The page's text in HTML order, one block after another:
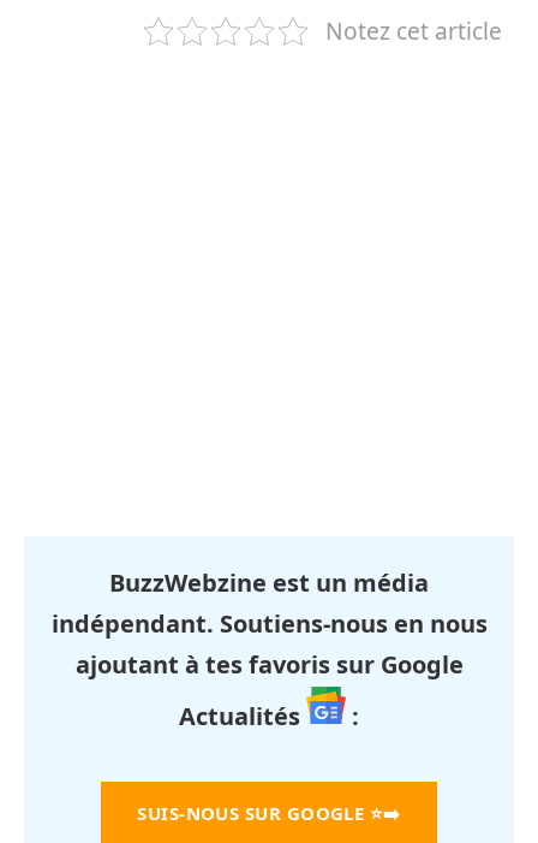
Notez cet article
BuzzWebzine est un média
indépendant. Soutiens-nous en nous
ajoutant à tes favoris sur Google
Actualités
:
SUIS-NOUS SUR GOOGLE ⭐➡️